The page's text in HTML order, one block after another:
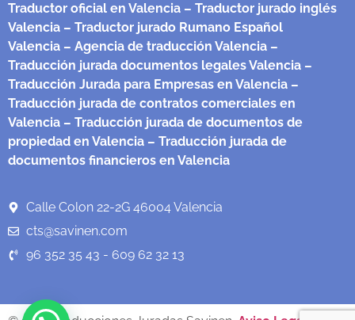
Traductor oficial en Valencia – Traductor jurado inglés
Valencia – Traductor jurado Rumano Español
Valencia – Agencia de traducción Valencia –
Traducción jurada documentos legales Valencia –
Traducción Jurada para Empresas en Valencia –
Traducción jurada de contratos comerciales en
Valencia – Traducción jurada de documentos de
propiedad en Valencia – Traducción jurada de
documentos financieros en Valencia
Calle Colon 22-2G 46004 Valencia
cts@savinen.com
96 352 35 43 - 609 62 32 13